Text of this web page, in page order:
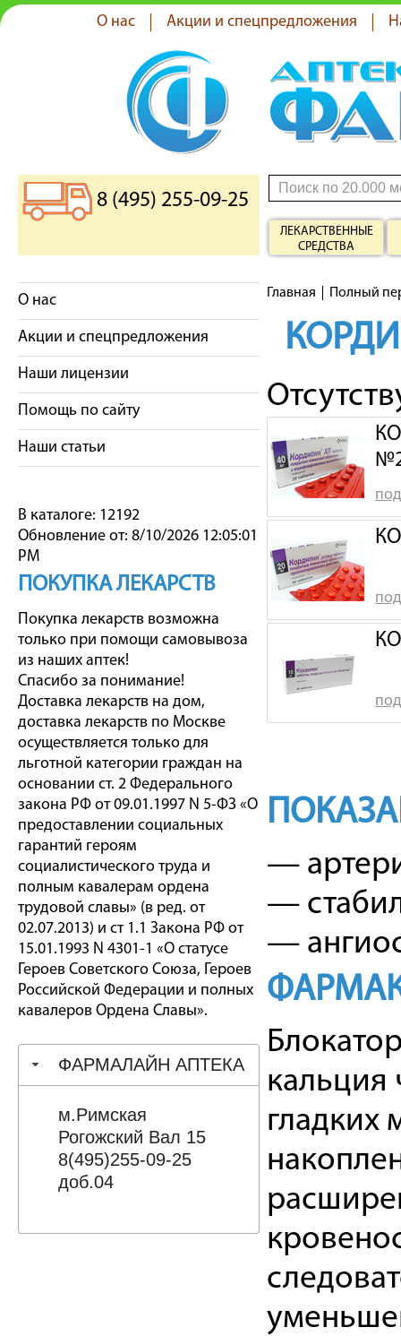
О нас Акции и спецпредложения
8 (495) 255-09-25
ЛЕКАРСТВЕННЫЕ
СРЕДСТВА
О нас
Акции и спецпредложения
Наши лицензии
Помощь по сайту
Наши статьи
В каталоге: 12192
Обновление от: 8/10/2026 12:05:01
PM
ПОКУПКА ЛЕКАРСТВ
Покупка лекарств возможна
только при помощи самовывоза
из наших аптек!
Спасибо за понимание!
Доставка лекарств на дом,
доставка лекарств по Москве
осуществляется только для
льготной категории граждан на
основании ст. 2 Федерального
закона РФ от 09.01.1997 N 5-ФЗ «О
предоставлении социальных
гарантий героям
социалистического труда и
полным кавалерам ордена
трудовой славы» (в ред. от
02.07.2013) и ст 1.1 Закона РФ от
15.01.1993 N 4301-1 «О статусе
Героев Советского Союза, Героев
Российской Федерации и полных
кавалеров Ордена Славы».
ФАРМАЛАЙН АПТЕКА
м.Римская
Рогожский Вал 15
8(495)255-09-25
доб.04
Главная Полный
—
—
—
гладких